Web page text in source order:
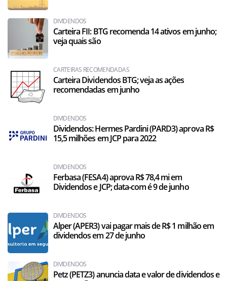
DIVIDENDOS
Carteira FII: BTG recomenda 14 ativos em junho;
veja quais são
CARTEIRAS RECOMENDADAS
Carteira Dividendos BTG; veja as ações
recomendadas em junho
DIVIDENDOS
Dividendos: Hermes Pardini (PARD3) aprova R$
15,5 milhões em JCP para 2022
DIVIDENDOS
Ferbasa (FESA4) aprova R$ 78,4 mi em
Dividendos e JCP; data-com é 9 de junho
DIVIDENDOS
Alper (APER3) vai pagar mais de R$ 1 milhão em
dividendos em 27 de junho
DIVIDENDOS
Petz (PETZ3) anuncia data e valor de dividendos e